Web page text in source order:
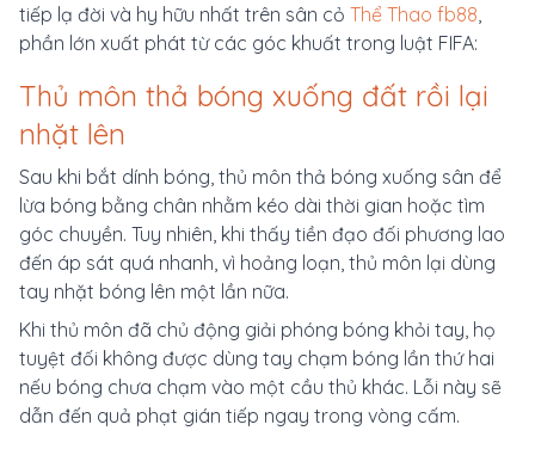
tiếp lạ đời và hy hữu nhất trên sân cỏ Thể Thao fb88,
phần lớn xuất phát từ các góc khuất trong luật FIFA:
Thủ môn thả bóng xuống đất rồi lại
nhặt lên
Sau khi bắt dính bóng, thủ môn thả bóng xuống sân để
lừa bóng bằng chân nhằm kéo dài thời gian hoặc tìm
góc chuyền. Tuy nhiên, khi thấy tiền đạo đối phương lao
đến áp sát quá nhanh, vì hoảng loạn, thủ môn lại dùng
tay nhặt bóng lên một lần nữa.
Khi thủ môn đã chủ động giải phóng bóng khỏi tay, họ
tuyệt đối không được dùng tay chạm bóng lần thứ hai
nếu bóng chưa chạm vào một cầu thủ khác. Lỗi này sẽ
dẫn đến quả phạt gián tiếp ngay trong vòng cấm.